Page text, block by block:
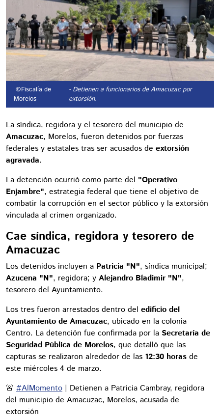
©Fiscalía de
Morelos
- Detienen a funcionarios de Amacuzac por
extorsión.
La síndica, regidora y el tesorero del municipio de
Amacuzac, Morelos, fueron detenidos por fuerzas
federales y estatales tras ser acusados de extorsión
agravada.
La detención ocurrió como parte del "Operativo
Enjambre", estrategia federal que tiene el objetivo de
combatir la corrupción en el sector público y la extorsión
vinculada al crimen organizado.
Cae síndica, regidora y tesorero de
Amacuzac
Los detenidos incluyen a Patricia "N", síndica municipal;
Azucena "N", regidora; y Alejandro Bladimir "N",
tesorero del Ayuntamiento.
Los tres fueron arrestados dentro del edificio del
Ayuntamiento de Amacuzac, ubicado en la colonia
Centro. La detención fue confirmada por la Secretaría de
Seguridad Pública de Morelos, que detalló que las
capturas se realizaron alrededor de las 12:30 horas de
este miércoles 4 de marzo.
🚨 #AlMomento | Detienen a Patricia Cambray, regidora
del municipio de Amacuzac, Morelos, acusada de
extorsión